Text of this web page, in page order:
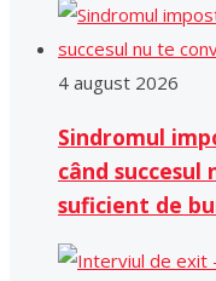
4 august 2026
Sindromul
când
suficient de